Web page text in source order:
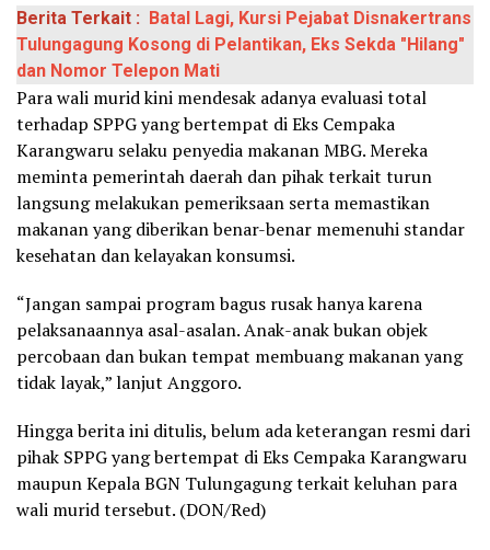
Berita Terkait : Batal Lagi, Kursi Pejabat Disnakertrans
Tulungagung Kosong di Pelantikan, Eks Sekda "Hilang"
dan Nomor Telepon Mati
Para wali murid kini mendesak adanya evaluasi total
terhadap SPPG yang bertempat di Eks Cempaka
Karangwaru selaku penyedia makanan MBG. Mereka
meminta pemerintah daerah dan pihak terkait turun
langsung melakukan pemeriksaan serta memastikan
makanan yang diberikan benar-benar memenuhi standar
kesehatan dan kelayakan konsumsi.
“Jangan sampai program bagus rusak hanya karena
pelaksanaannya asal-asalan. Anak-anak bukan objek
percobaan dan bukan tempat membuang makanan yang
tidak layak,” lanjut Anggoro.
Hingga berita ini ditulis, belum ada keterangan resmi dari
pihak SPPG yang bertempat di Eks Cempaka Karangwaru
maupun Kepala BGN Tulungagung terkait keluhan para
wali murid tersebut. (DON/Red)